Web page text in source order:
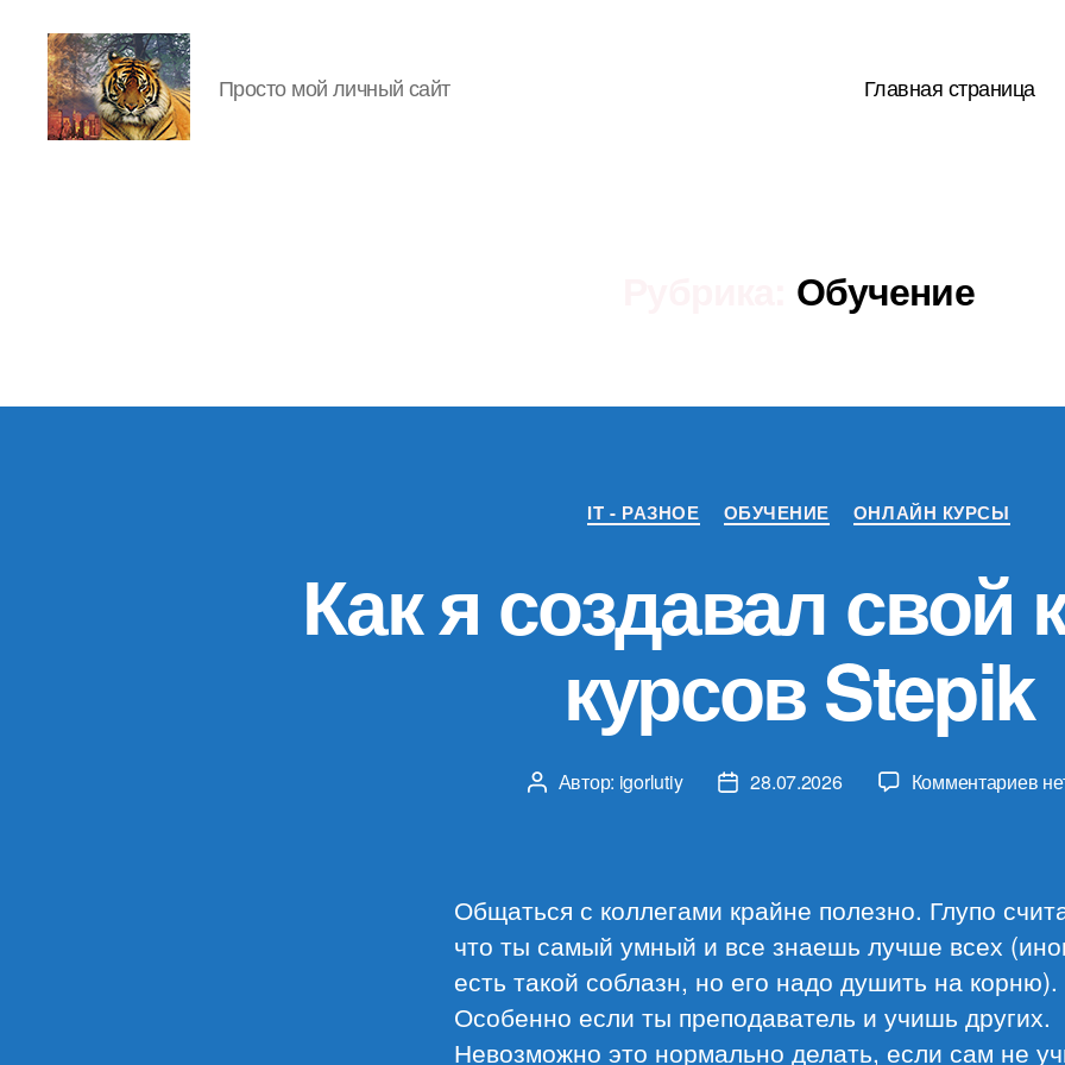
Просто мой личный сайт Главная страница
Обучение
Рубрики
IT - РАЗНОЕ ОБУЧЕНИЕ ОНЛАЙН КУРСЫ
Как я создавал свой
курсов Stepik
Автор
Автор: igorlutiy
Дата28.07.2026 Комментариевк
Общаться с коллегами крайне полезно. Глупо
что ты самый умный и все знаешь лучше всех
есть такой соблазн, но его надо душить на корню).
Особенно если ты преподаватель и учишь других.
Невозможно это нормально делать, если сам не